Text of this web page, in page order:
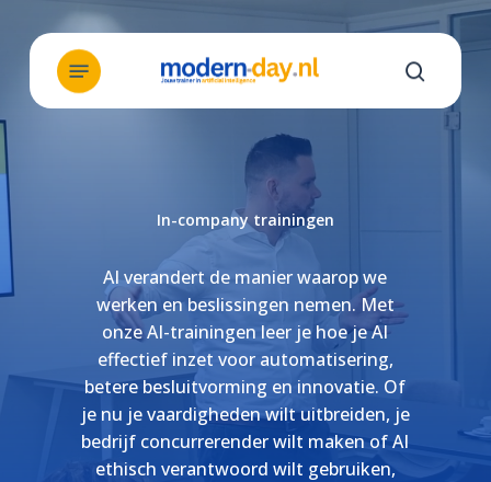
content
search
Menu
In-company trainingen
AI verandert de manier waarop we
werken en beslissingen nemen. Met
onze AI-trainingen leer je hoe je AI
effectief inzet voor automatisering,
betere besluitvorming en innovatie. Of
je nu je vaardigheden wilt uitbreiden, je
bedrijf concurrerender wilt maken of AI
ethisch verantwoord wilt gebruiken,